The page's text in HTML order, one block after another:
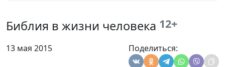
Библия в жизни человека 12+
13 мая 2015 Поделиться:
магистр богословия
Три лица Бога. Понятие
Юлия Синицына,
Павел Гончар,